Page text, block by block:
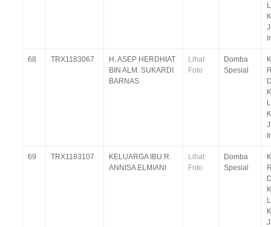
68 TRX1183067
H. ASEP HERDHIAT
BIN ALM. SUKARDI
BARNAS
Lihat
Foto
Domba
Spesial
69 TRX1183107
KELUARGA IBU R.
ANNISA ELMIANI
Lihat
Foto
Domba
Spesial